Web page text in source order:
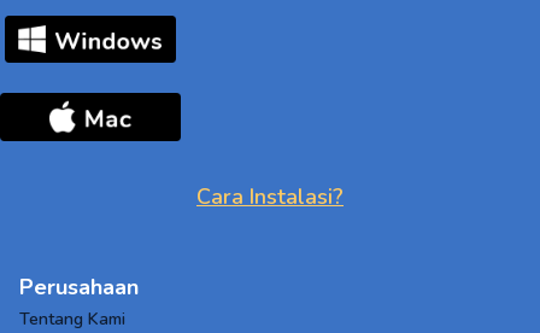
Cara Instalasi?
Perusahaan
Tentang Kami